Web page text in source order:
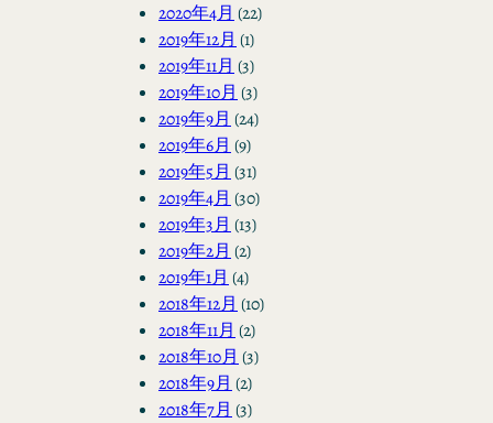
2020年4月 (22)
2019年12月 (1)
2019年11月 (3)
2019年10月 (3)
2019年9月 (24)
2019年6月 (9)
2019年5月 (31)
2019年4月 (30)
2019年3月 (13)
2019年2月 (2)
2019年1月 (4)
2018年12月 (10)
2018年11月 (2)
2018年10月 (3)
2018年9月 (2)
2018年7月 (3)